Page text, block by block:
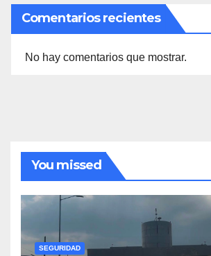
Comentarios recientes
No hay comentarios que mostrar.
You missed
SEGURIDAD